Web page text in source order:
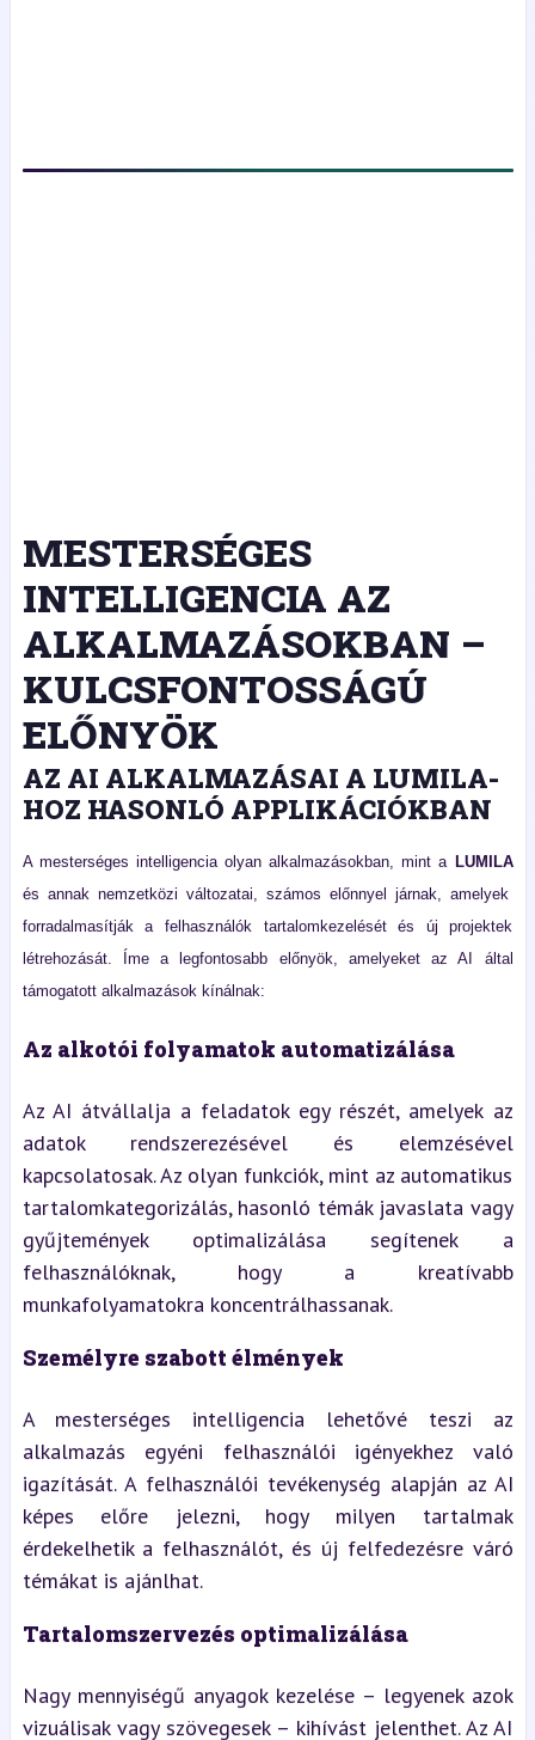
MESTERSÉGES
INTELLIGENCIA AZ
ALKALMAZÁSOKBAN –
KULCSFONTOSSÁGÚ
ELŐNYÖK
AZ AI ALKALMAZÁSAI A LUMILA-
HOZ HASONLÓ APPLIKÁCIÓKBAN
A mesterséges intelligencia olyan alkalmazásokban, mint a LUMILA
és annak nemzetközi változatai, számos előnnyel járnak, amelyek
forradalmasítják a felhasználók tartalomkezelését és új projektek
létrehozását. Íme a legfontosabb előnyök, amelyeket az AI által
támogatott alkalmazások kínálnak:
Az alkotói folyamatok automatizálása
Az AI átvállalja a feladatok egy részét, amelyek az
adatok rendszerezésével és elemzésével
kapcsolatosak. Az olyan funkciók, mint az automatikus
tartalomkategorizálás, hasonló témák javaslata vagy
gyűjtemények optimalizálása segítenek a
felhasználóknak, hogy a kreatívabb
munkafolyamatokra koncentrálhassanak.
Személyre szabott élmények
A mesterséges intelligencia lehetővé teszi az
alkalmazás egyéni felhasználói igényekhez való
igazítását. A felhasználói tevékenység alapján az AI
képes előre jelezni, hogy milyen tartalmak
érdekelhetik a felhasználót, és új felfedezésre váró
témákat is ajánlhat.
Tartalomszervezés optimalizálása
Nagy mennyiségű anyagok kezelése – legyenek azok
vizuálisak vagy szövegesek – kihívást jelenthet. Az AI